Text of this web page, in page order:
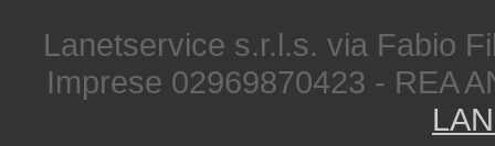
Lanetservice s.r.l.s. via Fabio
Imprese 02969870423 - REA